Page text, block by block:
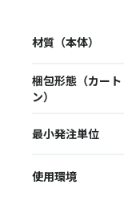
材質（本体）
梱包形態（カート
ン）
最小発注単位
使用環境